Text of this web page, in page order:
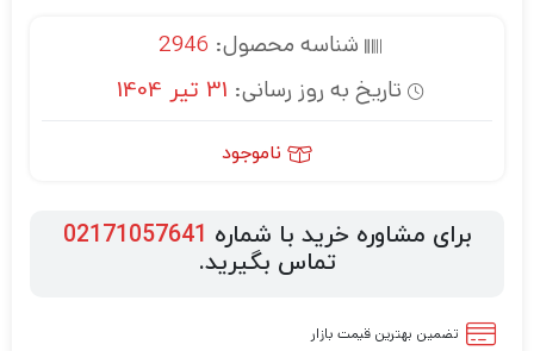
شناسه محصول: 2946
تاریخ به روز رسانی: 31 تیر 1404
ناموجود
برای مشاوره خرید با شماره 02171057641
تماس بگیرید.
تضمین بهترین قیمت بازار